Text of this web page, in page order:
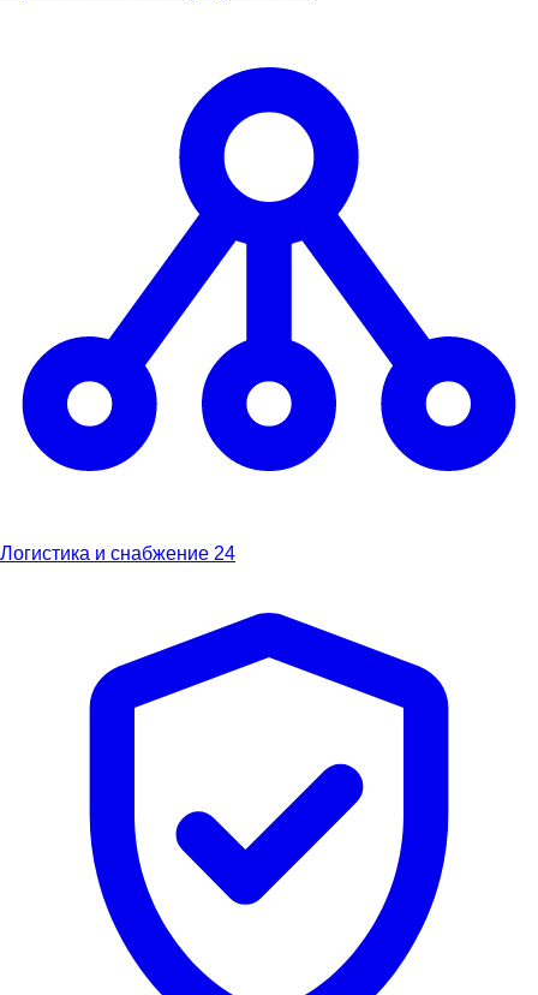
Логистика и снабжение 24